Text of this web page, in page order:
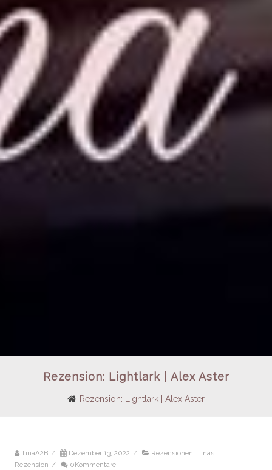
Rezension: Lightlark | Alex Aster
Rezension: Lightlark | Alex Aster
TinaA2B / Dezember 13, 2022 / Rezensionen, Tinas
Rezension / 0Kommentare